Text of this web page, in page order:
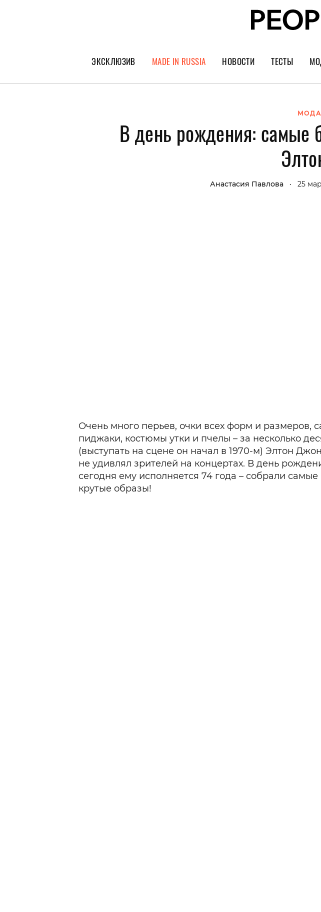
ЭКСКЛЮЗИВ
ГЕРОИ PEOPLETALK
ИНТЕРВЬЮ
ПОКОЛЕНИЕ
MADE IN RUSSIA НОВОСТИ ТЕСТЫ
МОДА
В день рождения: самые
Анастасия Павлова • 25
Очень много перьев, очки всех форм и размеров,
пиджаки, костюмы утки и пчелы – за несколько
(выступать на сцене он начал в 1970-м) Элтон
не удивлял зрителей на концертах. В день
сегодня ему исполняется 74 года – собрали
крутые образы!